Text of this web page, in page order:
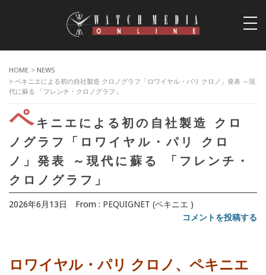
HOME > NEWS
> ペキニエによる初の自社製造 クロノグラフ「ロワイヤル・パリ クロノ」発表 ～現
代に蘇る 「フレンチ・クロノグラフ」
ペ キニエによる初の自社製造 クロ
ノグラフ「ロワイヤル・パリ クロ
ノ」発表 ～現代に蘇る 「フレンチ・
クロノグラフ」
2026年6月13日 From : PEQUIGNET (ペキニエ )
コメントを投稿する
ロワイヤル・パリ クロノ、ペキニエ